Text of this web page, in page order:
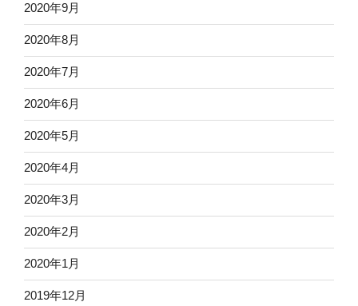
2020年9月
2020年8月
2020年7月
2020年6月
2020年5月
2020年4月
2020年3月
2020年2月
2020年1月
2019年12月